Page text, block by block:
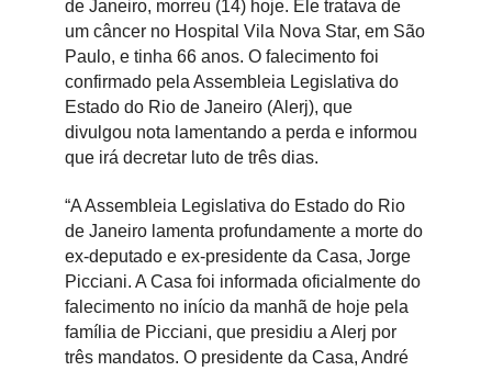
de Janeiro, morreu (14) hoje. Ele tratava de
um câncer no Hospital Vila Nova Star, em São
Paulo, e tinha 66 anos. O falecimento foi
confirmado pela Assembleia Legislativa do
Estado do Rio de Janeiro (Alerj), que
divulgou nota lamentando a perda e informou
que irá decretar luto de três dias.
“A Assembleia Legislativa do Estado do Rio
de Janeiro lamenta profundamente a morte do
ex-deputado e ex-presidente da Casa, Jorge
Picciani. A Casa foi informada oficialmente do
falecimento no início da manhã de hoje pela
família de Picciani, que presidiu a Alerj por
três mandatos. O presidente da Casa, André